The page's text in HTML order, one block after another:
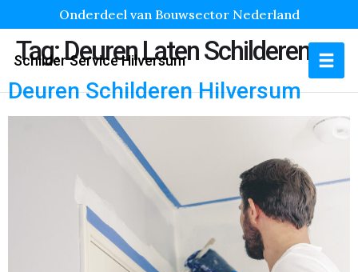
Onderdeel van Bouwsector Nederland
Schilder Service Hilversum
Tag:Deuren Laten Schilderen
Deuren Schilderen Hilversum